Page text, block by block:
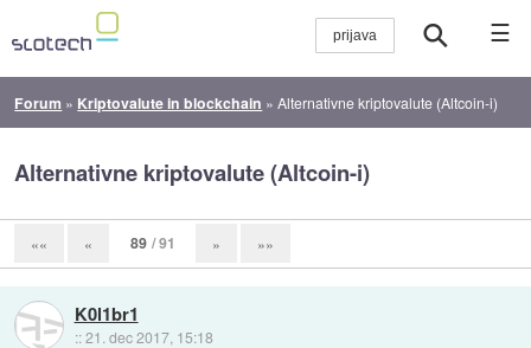
☰
Forum » Kriptovalute in blockchain »Alternativne kriptovalute (Altcoin-i)
Alternativne kriptovalute (Altcoin-i)
«« « 89 / 91 » »»
K0l1br1
::21. dec 2017, 15:18